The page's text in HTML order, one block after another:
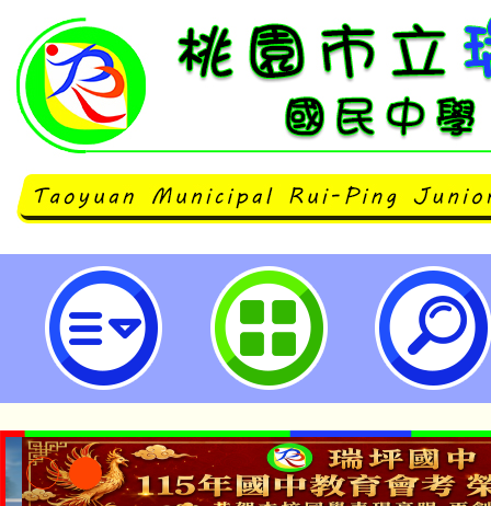
暑期科普營隊系列活動【Smart科
Fun科學】-錄取名單-桃園市立瑞